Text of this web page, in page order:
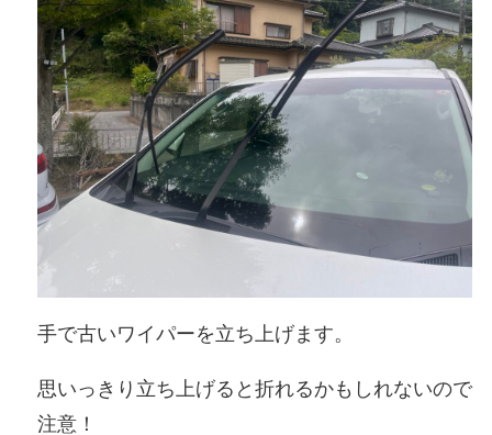
手で古いワイパーを立ち上げます。
思いっきり立ち上げると折れるかもしれないので
注意！